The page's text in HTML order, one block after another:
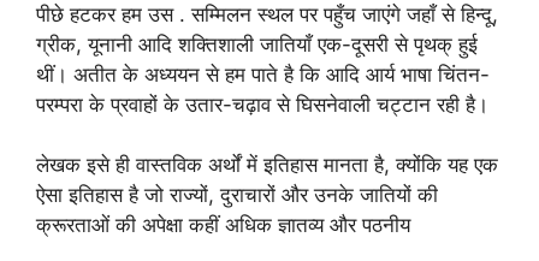
पीछे हटकर हम उस . सम्मिलन स्थल पर पहुँच जाएंगे जहाँ से हिन्दू,
ग्रीक, यूनानी आदि शक्तिशाली जातियाँ एक-दूसरी से पृथक् हुई
थीं। अतीत के अध्ययन से हम पाते है कि आदि आर्य भाषा चिंतन-
परम्परा के प्रवाहों के उतार-चढ़ाव से घिसनेवाली चट्टान रही है।
लेखक इसे ही वास्तविक अर्थों में इतिहास मानता है, क्योंकि यह एक
ऐसा इतिहास है जो राज्यों, दुराचारों और उनके जातियों की
क्रूरताओं की अपेक्षा कहीं अधिक ज्ञातव्य और पठनीय